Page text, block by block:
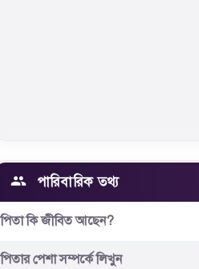
পারিবারিক তথ্য
পিতা কি জীবিত আছেন?
পিতার পেশা সম্পর্কে লিখুন